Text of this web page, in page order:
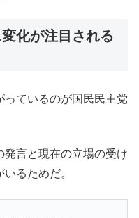
化が注目される
ているのが国民民主党
言と現在の立場の受け
るためだ。